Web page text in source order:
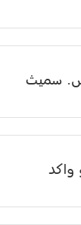
سميث
واكد